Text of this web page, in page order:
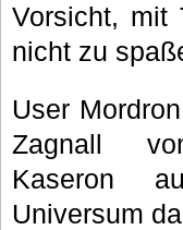
Vorsicht, mit
nicht zu
User
Zagnall
Kaseron
Universum